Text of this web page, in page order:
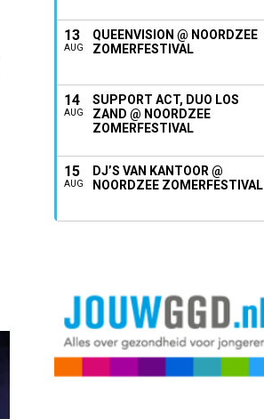
13
AUG
QUEENVISION @ NOORDZEE
ZOMERFESTIVAL
14
AUG
SUPPORT ACT, DUO LOS
ZAND @ NOORDZEE
ZOMERFESTIVAL
15
AUG
DJ’S VAN KANTOOR @
NOORDZEE ZOMERFESTIVAL